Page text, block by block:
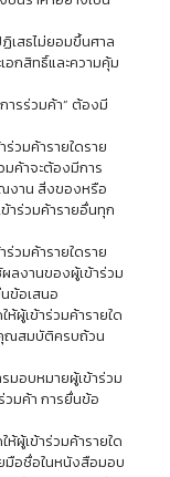
เสธไม่ยอมขึ้นศาล
อกสิทธิ์และความคุ้ม
รร่วมค้า” ต้องมี
วมค้ารายใดราย
มค้าจะต้องมีการ
งาน สิ่งของหรือ
าร่วมค้ารายอื่นทุก
วมค้ารายใดราย
ลงานของผู้เข้าร่วม
ข้อเสนอ
ผู้เข้าร่วมค้ารายใด
คุณสมบัติครบถ้วน
มอบหมายผู้เข้าร่วม
วมค้า การยื่นข้อ
ผู้เข้าร่วมค้ารายใด
มือชื่อในหนังสือมอบ